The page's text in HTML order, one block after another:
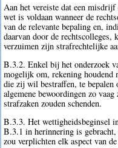
Aan het vereiste dat een
wet is voldaan wanneer de
van de relevante bepaling en,
daarvan door de rechtscolleges,
verzuimen zijn strafrechtelijke
B.3.2. Enkel bij het onderzoek
mogelijk om, rekening houdend
die zij wil bestraffen, te bepalen
algemene bewoordingen zo
strafzaken zouden schenden.
B.3.3. Het wettigheidsbeginsel
B.3.1 in herinnering is gebracht,
zou verplichten elk aspect van